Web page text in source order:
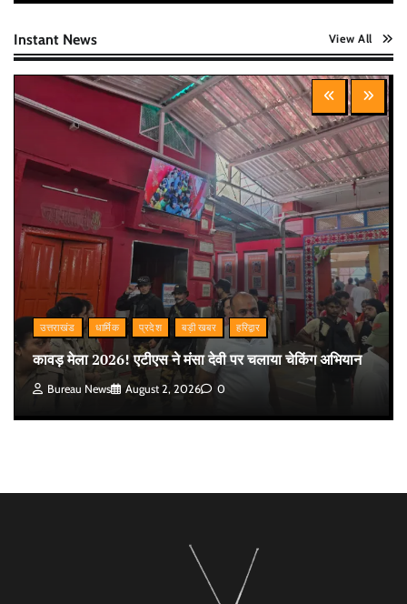
Instant News View All
उत्तराखंड धार्मिक प्रदेश बड़ी खबर हरिद्वार
कावड़ मेला 2026! एटीएस ने मंसा देवी पर चलाया चेकिंग अभियान
Bureau News August 2, 2026 0